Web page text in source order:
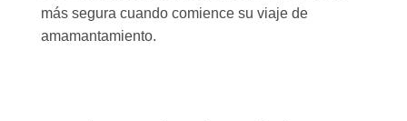
más segura cuando comience su viaje de
amamantamiento.